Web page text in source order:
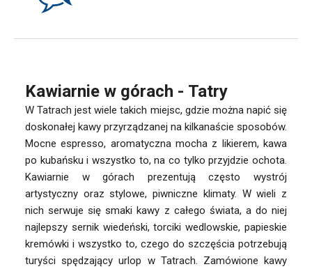
Kawiarnie w górach - Tatry
W Tatrach jest wiele takich miejsc, gdzie można napić się
doskonałej kawy przyrządzanej na kilkanaście sposobów.
Mocne espresso, aromatyczna mocha z likierem, kawa
po kubańsku i wszystko to, na co tylko przyjdzie ochota.
Kawiarnie w górach prezentują często wystrój
artystyczny oraz stylowe, piwniczne klimaty. W wieli z
nich serwuje się smaki kawy z całego świata, a do niej
najlepszy sernik wiedeński, torciki wedlowskie, papieskie
kremówki i wszystko to, czego do szczęścia potrzebują
turyści spędzający urlop w Tatrach. Zamówione kawy